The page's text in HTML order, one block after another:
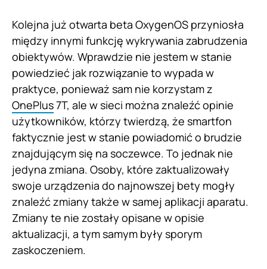
Kolejna już otwarta beta OxygenOS przyniosła
między innymi funkcję wykrywania zabrudzenia
obiektywów. Wprawdzie nie jestem w stanie
powiedzieć jak rozwiązanie to wypada w
praktyce, ponieważ sam nie korzystam z
OnePlus7T, ale w sieci można znaleźć opinie
użytkowników, którzy twierdzą, że smartfon
faktycznie jest w stanie powiadomić o brudzie
znajdującym się na soczewce. To jednak nie
jedyna zmiana. Osoby, które zaktualizowały
swoje urządzenia do najnowszej bety mogły
znaleźć zmiany także w samej aplikacji aparatu.
Zmiany te nie zostały opisane w opisie
aktualizacji, a tym samym były sporym
zaskoczeniem.